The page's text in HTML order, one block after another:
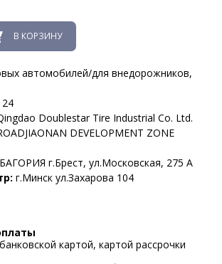
В КОРЗИНУ
автомобилей/для внедорожников,
24
Doublestar Tire Industrial Co. Ltd.
DEVELOPMENT ZONE
БАГОРИЯ г.Брест, ул.Московская, 275 А
г.Минск ул.Захарова 104
картой, картой рассрочки